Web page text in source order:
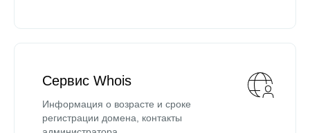
Сервис Whois
Информация о возрасте и сроке
регистрации домена, контакты